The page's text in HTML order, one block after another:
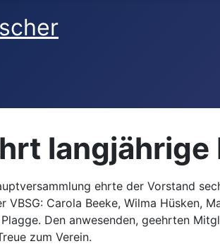
ehrte der Vorstand
Carola Beeke, Wilma Hüsken,
Den anwesenden, geehrten
zum Verein.